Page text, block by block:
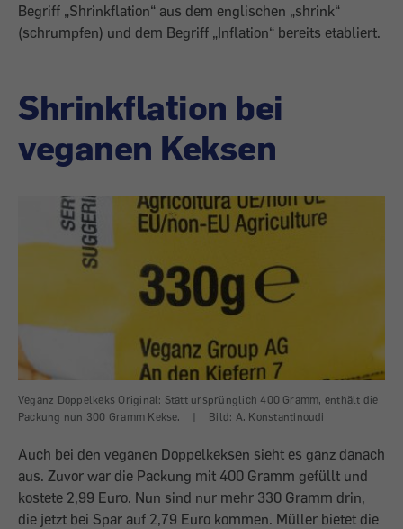
Begriff „Shrinkflation“ aus dem englischen „shrink“
(schrumpfen) und dem Begriff „Inflation“ bereits etabliert.
Shrinkflation bei
veganen Keksen
Veganz Doppelkeks Original: Statt ursprünglich 400 Gramm, enthält die
Packung nun 300 Gramm Kekse.
| Bild: A. Konstantinoudi
Auch bei den veganen Doppelkeksen sieht es ganz danach
aus. Zuvor war die Packung mit 400 Gramm gefüllt und
kostete 2,99 Euro. Nun sind nur mehr 330 Gramm drin,
die jetzt bei Spar auf 2,79 Euro kommen. Müller bietet die